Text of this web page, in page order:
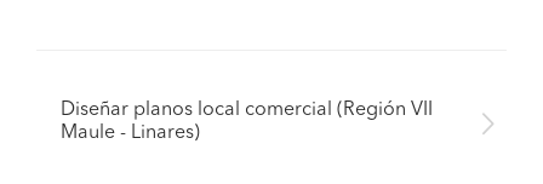
Diseñar planos local comercial (Región VII
Maule - Linares)